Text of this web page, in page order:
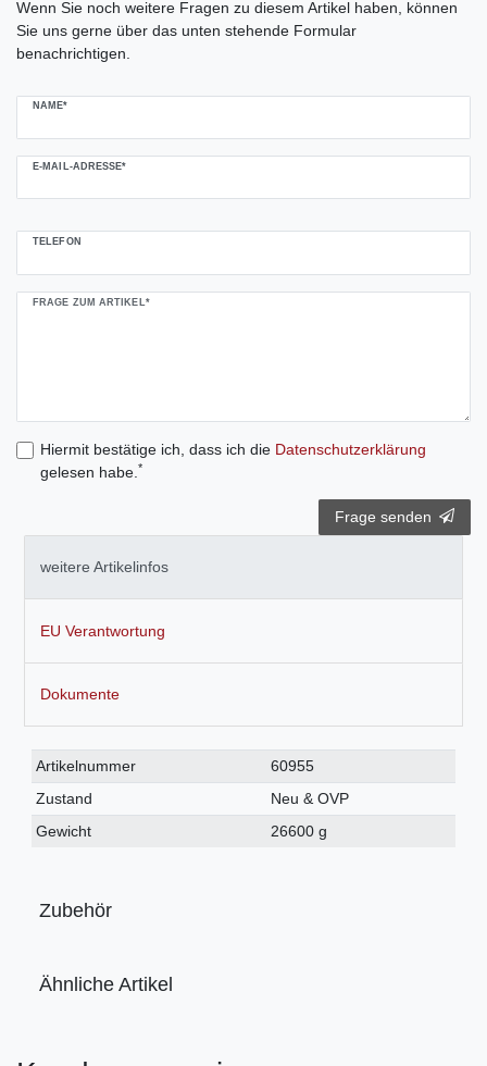
Wenn Sie noch weitere Fragen zu diesem Artikel haben, können
Sie uns gerne über das unten stehende Formular
benachrichtigen.
NAME*
E-MAIL-ADRESSE*
TELEFON
FRAGE ZUM ARTIKEL*
Hiermit bestätige ich, dass ich die Daten­schutz­erklärung
gelesen habe. *
Frage senden
weitere Artikelinfos
EU Verantwortung
Dokumente
Technisches
Merkmal
Wert
Artikelnummer
60955
Zustand
Neu & OVP
Gewicht
26600 g
Zubehör
Ähnliche Artikel